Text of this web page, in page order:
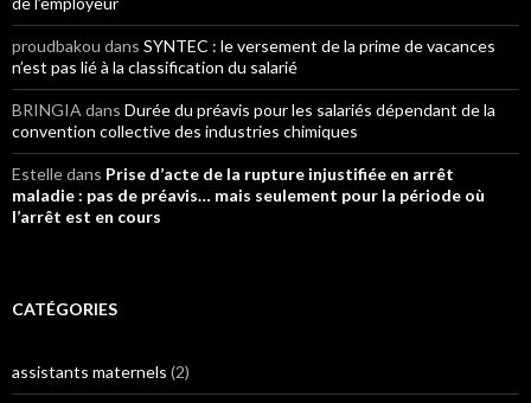
proudbakou dans SYNTEC : le versement de la prime de vacances
n’est pas lié à la classification du salarié
BRINGIA dans Durée du préavis pour les salariés dépendant de la
convention collective des industries chimiques
Estelledans Prise d’acte de la rupture injustifiée en arrêt
maladie : pas de préavis… mais seulement pour la période où
l’arrêt est en cours
CATÉGORIES
assistants maternels (2)